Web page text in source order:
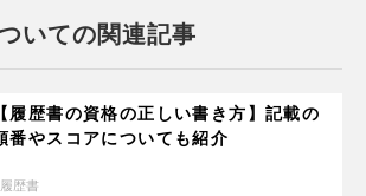
いての関連記事
【履歴書の資格の正しい書き方】記載の
番やスコアについても紹介
履歴書